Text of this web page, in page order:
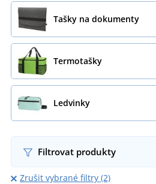
Tašky na dokumenty
Termotašky
Ledvinky
Filtrovat produkty
Zrušit vybrané filtry (2)